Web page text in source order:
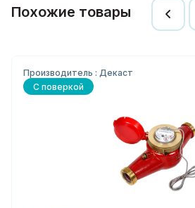
Похожие товары
Производитель : Декаст
С поверкой